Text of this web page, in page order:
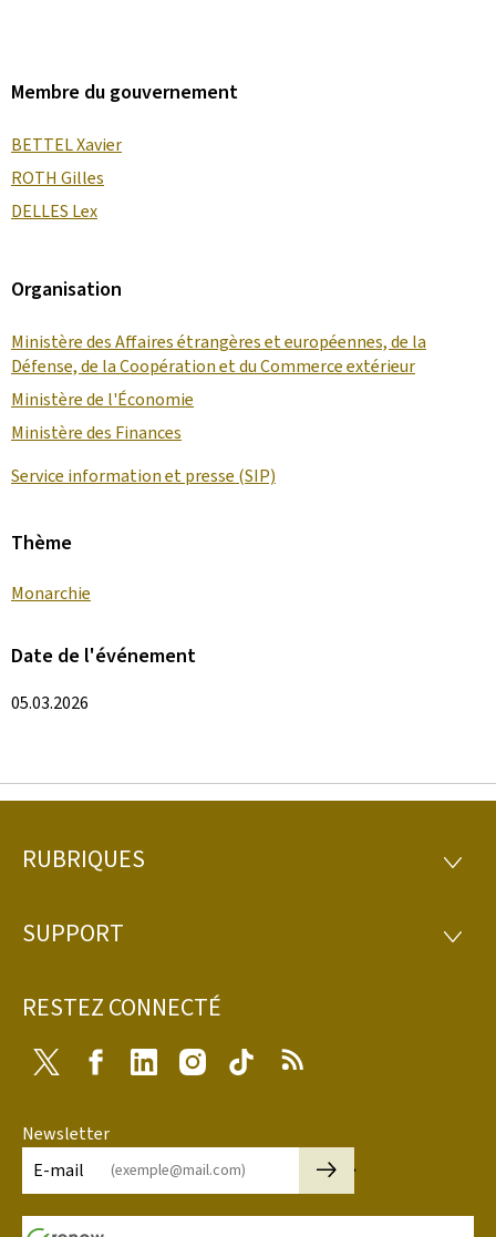
Membre du gouvernement
BETTEL Xavier
ROTH Gilles
DELLES Lex
Organisation
Ministère des Affaires étrangères et européennes, de la
Défense, de la Coopération et du Commerce extérieur
Ministère de l'Économie
Ministère des Finances
Service information et presse (SIP)
Thème
Monarchie
Date de l'événement
05.03.2026
Pied
page
RUBRIQUES
SUPPORT
RESTEZ CONNECTÉ
Twitter FacebookLinkedIn InstagramTiktok
Newsletter
E-mail
🡒